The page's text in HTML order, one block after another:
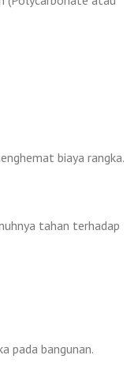
biaya rangka.
tahan terhadap
pada bangunan.